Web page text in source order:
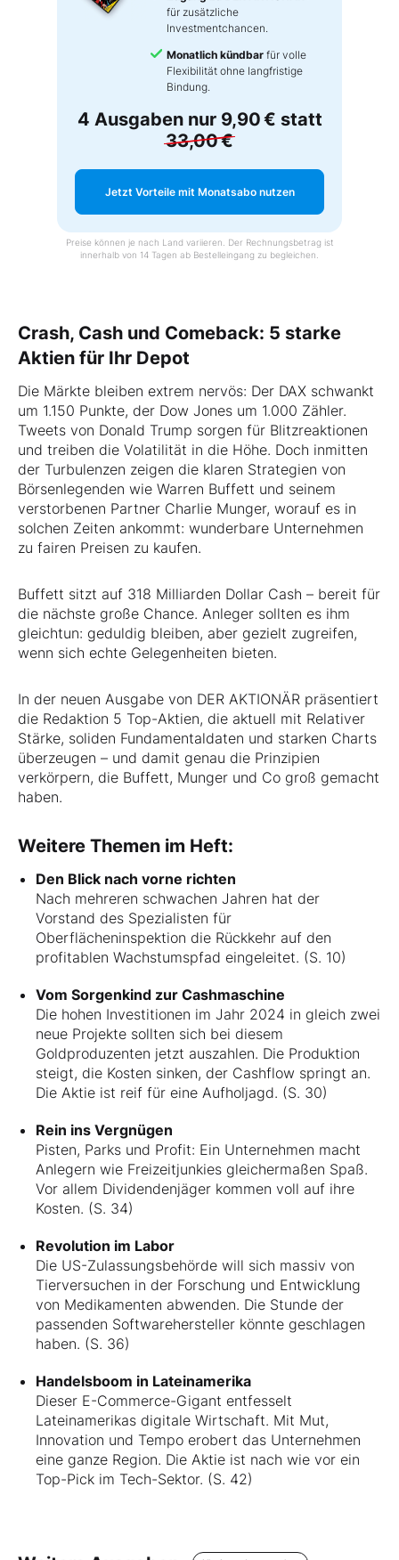
für zusätzliche
Investmentchancen.
Monatlich kündbar für volle
Flexibilität ohne langfristige
Bindung.
4 Ausgaben nur 9,90 € statt
33,00 €
Jetzt Vorteile mit Monatsabo nutzen
Preise können je nach Land variieren. Der Rechnungsbetrag ist
innerhalb von 14 Tagen ab Bestelleingang zu begleichen.
Crash, Cash und Comeback: 5 starke
Aktien für Ihr Depot
Die Märkte bleiben extrem nervös: Der DAX schwankt
um 1.150 Punkte, der Dow Jones um 1.000 Zähler.
Tweets von Donald Trump sorgen für Blitzreaktionen
und treiben die Volatilität in die Höhe. Doch inmitten
der Turbulenzen zeigen die klaren Strategien von
Börsenlegenden wie Warren Buffett und seinem
verstorbenen Partner Charlie Munger, worauf es in
solchen Zeiten ankommt: wunderbare Unternehmen
zu fairen Preisen zu kaufen.
Buffett sitzt auf 318 Milliarden Dollar Cash – bereit für
die nächste große Chance. Anleger sollten es ihm
gleichtun: geduldig bleiben, aber gezielt zugreifen,
wenn sich echte Gelegenheiten bieten.
In der neuen Ausgabe von DER AKTIONÄR präsentiert
die Redaktion 5 Top-Aktien, die aktuell mit Relativer
Stärke, soliden Fundamentaldaten und starken Charts
überzeugen – und damit genau die Prinzipien
verkörpern, die Buffett, Munger und Co groß gemacht
haben.
Weitere Themen im Heft:
Den Blick nach vorne richten
Nach mehreren schwachen Jahren hat der
Vorstand des Spezialisten für
Oberflächeninspektion die Rückkehr auf den
profitablen Wachstumspfad eingeleitet. (S. 10)
Vom Sorgenkind zur Cashmaschine
Die hohen Investitionen im Jahr 2024 in gleich zwei
neue Projekte sollten sich bei diesem
Goldproduzenten jetzt auszahlen. Die Produktion
steigt, die Kosten sinken, der Cashflow springt an.
Die Aktie ist reif für eine Aufholjagd. (S. 30)
Rein ins Vergnügen
Pisten, Parks und Profit: Ein Unternehmen macht
Anlegern wie Freizeitjunkies gleichermaßen Spaß.
Vor allem Dividendenjäger kommen voll auf ihre
Kosten. (S. 34)
Revolution im Labor
Die US-Zulassungsbehörde will sich massiv von
Tierversuchen in der Forschung und Entwicklung
von Medikamenten abwenden. Die Stunde der
passenden Softwarehersteller könnte geschlagen
haben. (S. 36)
Handelsboom in Lateinamerika
Dieser E-Commerce-Gigant entfesselt
Lateinamerikas digitale Wirtschaft. Mit Mut,
Innovation und Tempo erobert das Unternehmen
eine ganze Region. Die Aktie ist nach wie vor ein
Top-Pick im Tech-Sektor. (S. 42)